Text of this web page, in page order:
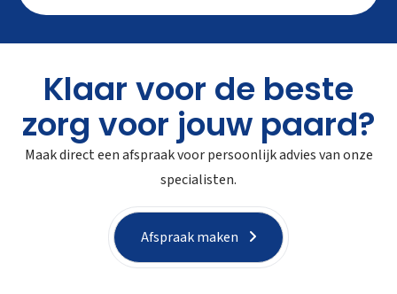
Klaar voor de beste
zorg voor jouw paard?
Maak direct een afspraak voor persoonlijk advies van onze
specialisten.
Afspraak maken